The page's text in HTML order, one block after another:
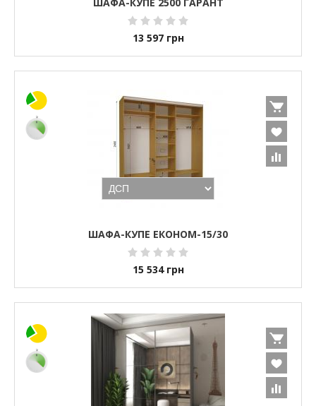
ШАФА-КУПЕ 2500 ГАРАНТ
13 597 грн
ШАФА-КУПЕ ЕКОНОМ-15/30
15 534 грн